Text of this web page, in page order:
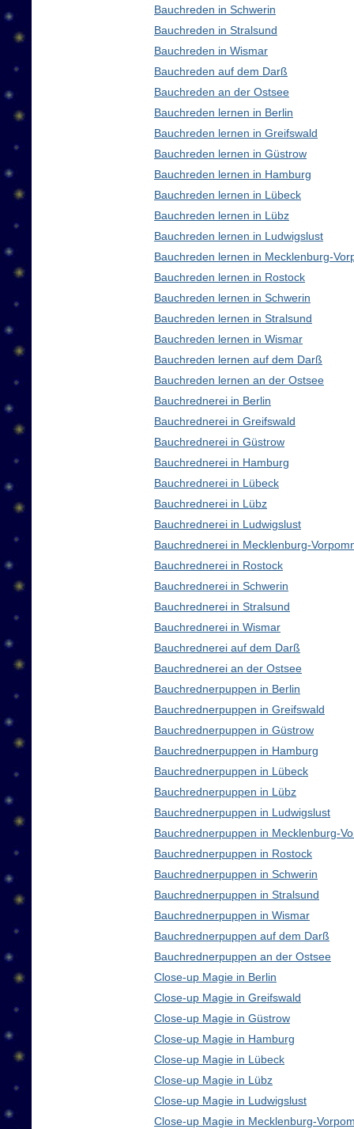
Bauchreden in Schwerin
Bauchreden in Stralsund
Bauchreden in Wismar
Bauchreden auf dem Darß
Bauchreden an der Ostsee
Bauchreden lernen in Berlin
Bauchreden lernen in Greifswald
Bauchreden lernen in Güstrow
Bauchreden lernen in Hamburg
Bauchreden lernen in Lübeck
Bauchreden lernen in Lübz
Bauchreden lernen in Ludwigslust
Bauchreden lernen in Mecklenburg-
Bauchreden lernen in Rostock
Bauchreden lernen in Schwerin
Bauchreden lernen in Stralsund
Bauchreden lernen in Wismar
Bauchreden lernen auf dem Darß
Bauchreden lernen an der Ostsee
Bauchrednerei in Berlin
Bauchrednerei in Greifswald
Bauchrednerei in Güstrow
Bauchrednerei in Hamburg
Bauchrednerei in Lübeck
Bauchrednerei in Lübz
Bauchrednerei in Ludwigslust
Bauchrednerei in Mecklenburg-
Bauchrednerei in Rostock
Bauchrednerei in Schwerin
Bauchrednerei in Stralsund
Bauchrednerei in Wismar
Bauchrednerei auf dem Darß
Bauchrednerei an der Ostsee
Bauchrednerpuppen in Berlin
Bauchrednerpuppen in Greifswald
Bauchrednerpuppen in Güstrow
Bauchrednerpuppen in Hamburg
Bauchrednerpuppen in Lübeck
Bauchrednerpuppen in Lübz
Bauchrednerpuppen in Ludwigslust
Bauchrednerpuppen in Mecklenburg-
Bauchrednerpuppen in Rostock
Bauchrednerpuppen in Schwerin
Bauchrednerpuppen in Stralsund
Bauchrednerpuppen in Wismar
Bauchrednerpuppen auf dem Darß
Bauchrednerpuppen an der Ostsee
Close-up Magie in Berlin
Close-up Magie in Greifswald
Close-up Magie in Güstrow
Close-up Magie in Hamburg
Close-up Magie in Lübeck
Close-up Magie in Lübz
Close-up Magie in Ludwigslust
Close-up Magie in Mecklenburg-